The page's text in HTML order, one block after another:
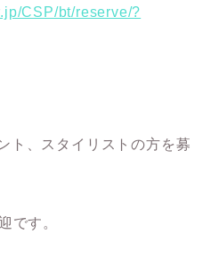
CSP/bt/reserve/?
ト、スタイリストの方を募
です。